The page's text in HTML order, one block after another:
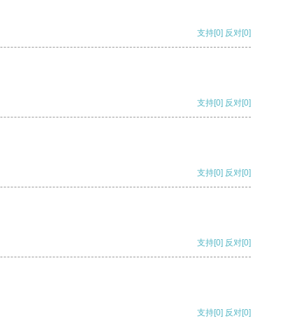
支持[0] 反对[0]
支持[0] 反对[0]
支持[0] 反对[0]
支持[0] 反对[0]
支持[0] 反对[0]